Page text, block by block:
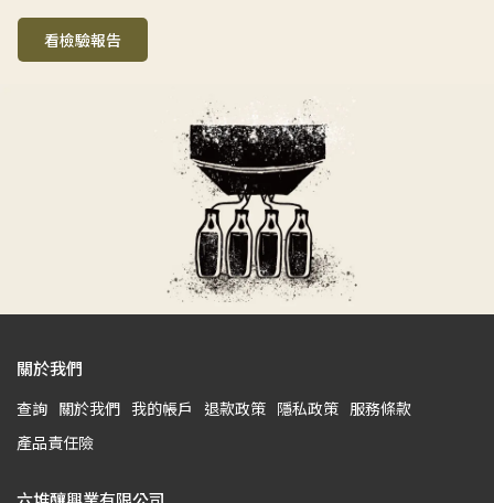
看檢驗報告
關於我們
查詢 關於我們 我的帳戶 退款政策 隱私政策 服務條款
產品責任險